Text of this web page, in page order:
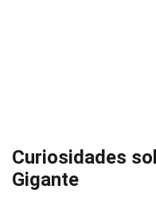
Curiosidades
Gigante